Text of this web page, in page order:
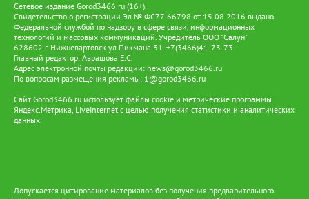
Сетевое издание Gorod3466.ru (16+).
Свидетельство о регистрации Эл № ФС77-66798 от 15.08.2016 выдано
Федеральной службой по надзору в сфере связи, информационных
технологий и массовых коммуникаций. Учредитель ООО "Салун"
628602 г. Нижневартовск ул.Пикмана 31. +7(3466)41-73-73
Главный редактор: Аврашова Е.С.
Адрес электронной почты редакции: news@gorod3466.ru
По вопросам размещения рекламы: 1@gorod3466.ru
Сайт Gorod3466.ru использует файлы cookie и метрические программы
Яндекс.Метрика, LiveInternet с целью получения статистики и аналитических
данных.
Допускается цитирование материалов без получения предварительного